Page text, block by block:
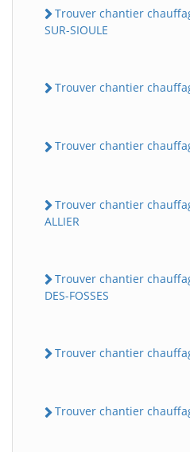
Trouver chantier
SUR-SIOULE
Trouver chantier
Trouver chantier
Trouver chantier
ALLIER
Trouver chantier
DES-FOSSES
Trouver chantier
Trouver chantier